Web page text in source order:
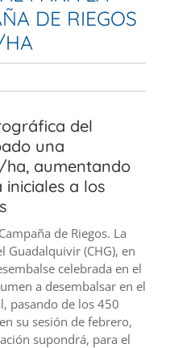
DE RIEGOS
HA
del
una
ha, aumentando
iniciales a los
de Riegos. La
Guadalquivir (CHG), en
celebrada en el
a desembalsar en el
pasando de los 450
su sesión de febrero,
supondrá, para el